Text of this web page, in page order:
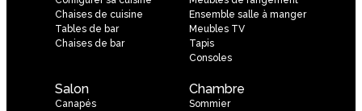
Chaises de cuisine
Tables de bar
Chaises de bar
Ensemble salle à manger
Meubles TV
Tapis
Consoles
Salon
Canapés
Chambre
Sommier